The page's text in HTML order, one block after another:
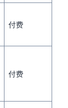
付费
付费